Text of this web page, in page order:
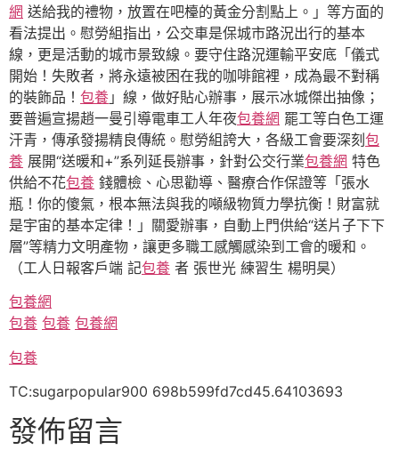
網 送給我的禮物，放置在吧檯的黃金分割點上。」等方面的
看法提出。慰勞組指出，公交車是保城市路況出行的基本
線，更是活動的城市景致線。要守住路況運輸平安底「儀式
開始！失敗者，將永遠被困在我的咖啡館裡，成為最不對稱
的裝飾品！ 包養 」線，做好貼心辦事，展示冰城傑出抽像；
要普遍宣揚趙一曼引導電車工人年夜包養網 罷工等白色工運
汗青，傳承發揚精良傳統。慰勞組誇大，各級工會要深刻包
養 展開“送暖和+”系列延長辦事，針對公交行業包養網 特色
供給不花包養 錢體檢、心思勸導、醫療合作保證等「張水
瓶！你的傻氣，根本無法與我的噸級物質力學抗衡！財富就
是宇宙的基本定律！」關愛辦事，自動上門供給“送片子下下
層”等精力文明產物，讓更多職工感觸感染到工會的暖和。
（工人日報客戶端 記包養 者 張世光 練習生 楊明昊）
包養網
包養 包養 包養網
包養
TC:sugarpopular900 698b599fd7cd45.64103693
發佈留言